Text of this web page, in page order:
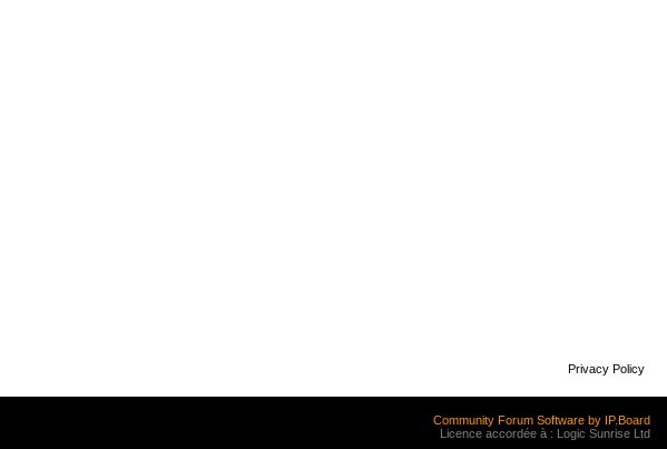
Privacy Policy
Community Forum Software by IP.Board
Licence accordée à : Logic Sunrise Ltd